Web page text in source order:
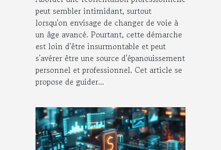
peut sembler intimidant, surtout
lorsqu'on envisage de changer de voie à
un âge avancé. Pourtant, cette démarche
est loin d'être insurmontable et peut
s'avérer être une source d'épanouissement
personnel et professionnel. Cet article se
propose de guider...